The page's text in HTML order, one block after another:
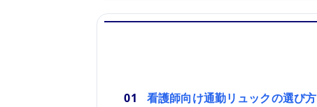
看護師向け通勤リュックの選び方